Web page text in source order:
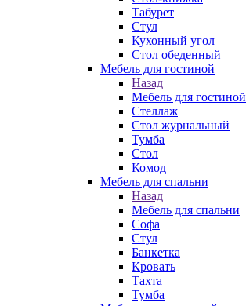
Табурет
Стул
Кухонный угол
Стол обеденный
Мебель для гостиной
Назад
Мебель для гостиной
Стеллаж
Стол журнальный
Тумба
Стол
Комод
Мебель для спальни
Назад
Мебель для спальни
Софа
Стул
Банкетка
Кровать
Тахта
Тумба